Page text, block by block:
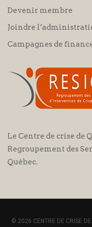
Devenir membre
Joindre
Campagnes de
Le Centre de crise de
Regroupement des
Québec.
© 2026 CENTRE DE CRISE